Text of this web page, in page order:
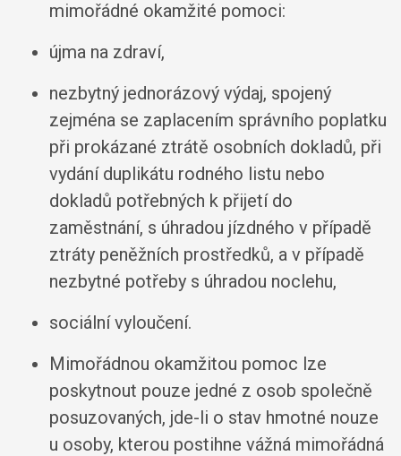
mimořádné okamžité pomoci:
újma na zdraví,
nezbytný jednorázový výdaj, spojený
zejména se zaplacením správního poplatku
při prokázané ztrátě osobních dokladů, při
vydání duplikátu rodného listu nebo
dokladů potřebných k přijetí do
zaměstnání, s úhradou jízdného v případě
ztráty peněžních prostředků, a v případě
nezbytné potřeby s úhradou noclehu,
sociální vyloučení.
Mimořádnou okamžitou pomoc lze
poskytnout pouze jedné z osob společně
posuzovaných, jde-li o stav hmotné nouze
u osoby, kterou postihne vážná mimořádná